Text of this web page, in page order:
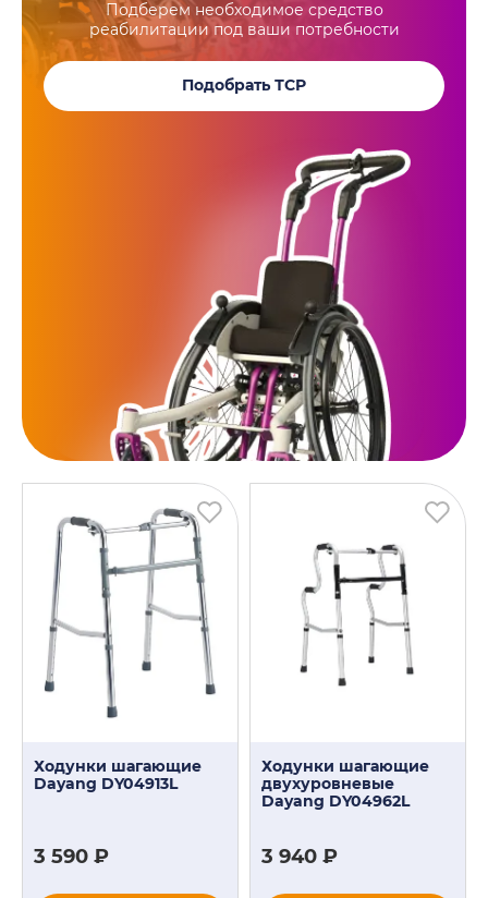
Подберем необходимое средство
реабилитации под ваши потребности
Подобрать ТСР
Ходунки шагающие
Dayang DY04913L
3 590 ₽
Ходунки шагающие
двухуровневые
Dayang DY04962L
3 940 ₽